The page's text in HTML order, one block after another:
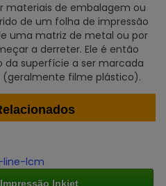
materiais de embalagem ou
de um folha de impressão
uma matriz de metal ou por
a derreter. Ele é então
superfície a ser marcada
filme plástico).
Inkjet